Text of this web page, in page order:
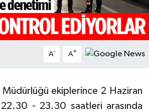
A- A+
ekiplerince 2 Haziran
- 23.30 saatleri arasında